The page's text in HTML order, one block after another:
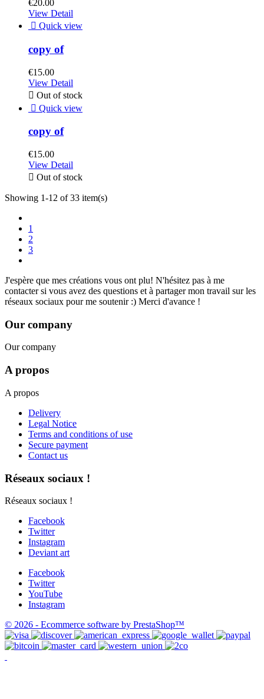
€20.00
View Detail
 Quick view
copy of
€15.00
View Detail
 Out of stock
 Quick view
copy of
€15.00
View Detail
 Out of stock
Showing 1-12 of 33 item(s)
1
2
3
J'espère que mes créations vous ont plu! N'hésitez pas à me
contacter si vous avez des questions et à partager mon travail sur les
réseaux sociaux pour me soutenir :) Merci d'avance !
Our company
Our company
A propos
A propos
Delivery
Legal Notice
Terms and conditions of use
Secure payment
Contact us
Réseaux sociaux !
Réseaux sociaux !
Facebook
Twitter
Instagram
Deviant art
Facebook
Twitter
YouTube
Instagram
© 2026 - Ecommerce software by PrestaShop™